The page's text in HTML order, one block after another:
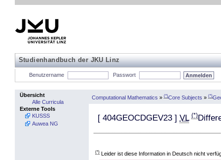
Studienhandbuch der JKU Linz
Benutzername Passwort
Übersicht
Alle Curricula
Externe Tools
KUSSS
Auwea NG
Computational Mathematics » (*)Core Subjects » (*)
[ 404GEOCDGEV23 ] VL (*)
(*) Leider ist diese Information in Deutsch nicht